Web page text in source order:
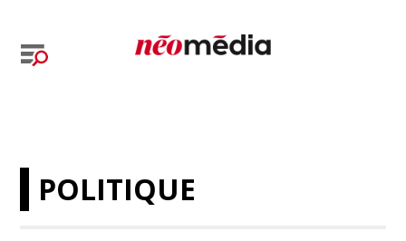
POLITIQUE